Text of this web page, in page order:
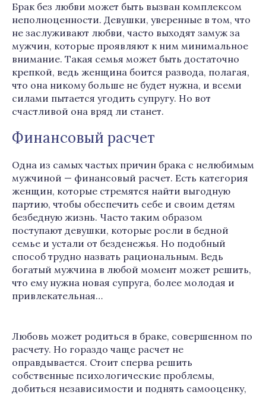
Брак без любви может быть вызван комплексом
неполноценности. Девушки, уверенные в том, что
не заслуживают любви, часто выходят замуж за
мужчин, которые проявляют к ним минимальное
внимание. Такая семья может быть достаточно
крепкой, ведь женщина боится развода, полагая,
что она никому больше не будет нужна, и всеми
силами пытается угодить супругу. Но вот
счастливой она вряд ли станет.
Финансовый расчет
Одна из самых частых причин брака с нелюбимым
мужчиной — финансовый расчет. Есть категория
женщин, которые стремятся найти выгодную
партию, чтобы обеспечить себе и своим детям
безбедную жизнь. Часто таким образом
поступают девушки, которые росли в бедной
семье и устали от безденежья. Но подобный
способ трудно назвать рациональным. Ведь
богатый мужчина в любой момент может решить,
что ему нужна новая супруга, более молодая и
привлекательная…
Любовь может родиться в браке, совершенном по
расчету. Но гораздо чаще расчет не
оправдывается. Стоит сперва решить
собственные психологические проблемы,
добиться независимости и поднять самооценку,